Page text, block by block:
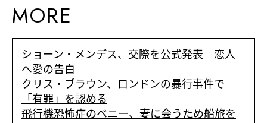
MORE
ショーン・メンデス、交際を公式発表 恋人
へ愛の告白
クリス・ブラウン、ロンドンの暴行事件で
「有罪」を認める
飛行機恐怖症のベニー、妻に会うため船旅を